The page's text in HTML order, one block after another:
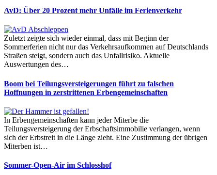
AvD: Über 20 Prozent mehr Unfälle im Ferienverkehr
Zuletzt zeigte sich wieder einmal, dass mit Beginn der
Sommerferien nicht nur das Verkehrsaufkommen auf Deutschlands
Straßen steigt, sondern auch das Unfallrisiko. Aktuelle
Auswertungen des…
Boom bei Teilungsversteigerungen führt zu falschen
Hoffnungen in zerstrittenen Erbengemeinschaften
In Erbengemeinschaften kann jeder Miterbe die
Teilungsversteigerung der Erbschaftsimmobilie verlangen, wenn
sich der Erbstreit in die Länge zieht. Eine Zustimmung der übrigen
Miterben ist…
Sommer-Open-Air im Schlosshof